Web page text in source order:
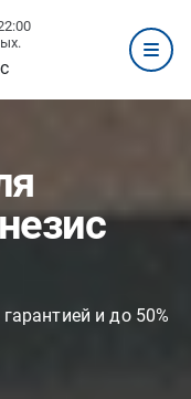
и до 50%